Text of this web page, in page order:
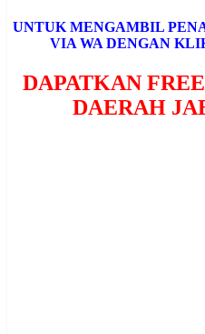
UNTUK MENGAMBIL
VIA WA DENGAN
DAPATKAN
DAERAH